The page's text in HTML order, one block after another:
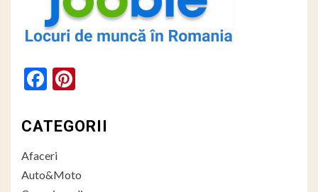
Facebook
CATEGORII
Afaceri
Auto&Moto